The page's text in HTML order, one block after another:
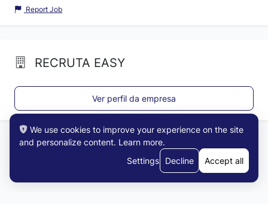
Report Job
RECRUTA EASY
Ver perfil da empresa
We use cookies to improve your experience on the site
and personalize content. Learn more.
Settings
Decline Accept all